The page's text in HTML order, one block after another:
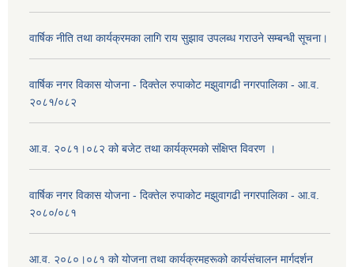
वार्षिक नीति तथा कार्यक्रमका लागि राय सुझाव उपलब्ध गराउने सम्बन्धी सूचना।
वार्षिक नगर विकास योजना - दिक्तेल रुपाकोट मझुवागढी नगरपालिका - आ.व.
२०८१/०८२
आ.व. २०८१।०८२ को बजेट तथा कार्यक्रमको संक्षिप्त विवरण ।
वार्षिक नगर विकास योजना - दिक्तेल रुपाकोट मझुवागढी नगरपालिका - आ.व.
२०८०/०८१
आ.व. २०८०।०८१ को योजना तथा कार्यक्रमहरूको कार्यसंचालन मार्गदर्शन